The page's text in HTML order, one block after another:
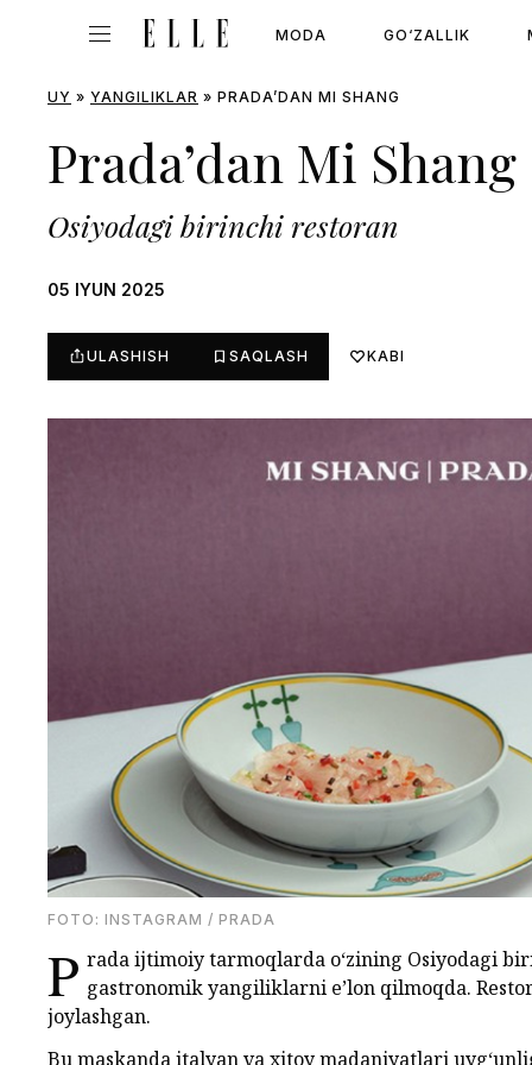
MODA GO‘ZALLIK
UY » YANGILIKLAR » PRADA’DAN MI SHANG
Prada’dan Mi Shang
Osiyodagi birinchi restoran
05 IYUN 2025
ULASHISH SAQLASH KABI
FOTO: INSTAGRAM / PRADA
P rada ijtimoiy tarmoqlarda o‘zining Osiyodagi
gastronomik yangiliklarni e’lon qilmoqda.
joylashgan.
Bu maskanda italyan va xitoy madaniyatlari